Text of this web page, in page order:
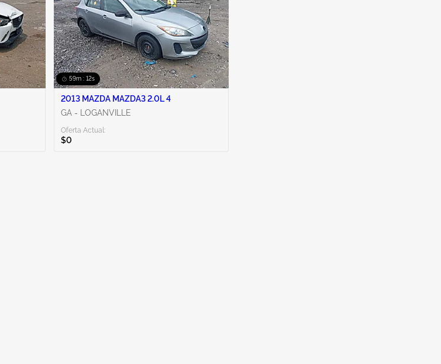
59m : 11s
2013 MAZDA MAZDA3 2.0L 4
GA - LOGANVILLE
Oferta Actual:
$0